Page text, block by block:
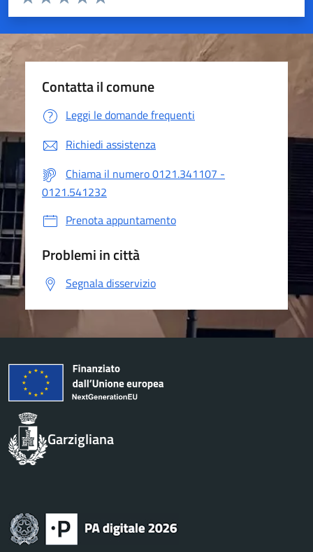
Valuta 5 stelle su 5
Valuta 4 stelle su 5
Valuta 3 stelle su 5
Valuta 2 stelle su 5
Valuta 1 stelle su 5
Contatta il comune
Leggi le domande frequenti
Richiedi assistenza
Chiama il numero 0121.341107 -
0121.541232
Prenota appuntamento
Problemi in città
Segnala disservizio
Garzigliana